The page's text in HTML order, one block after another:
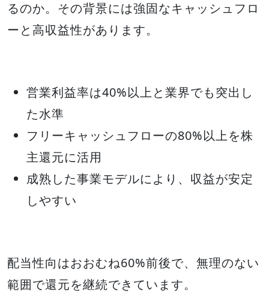
るのか。その背景には強固なキャッシュフロ
ーと高収益性があります。
営業利益率は40%以上と業界でも突出し
た水準
フリーキャッシュフローの80%以上を株
主還元に活用
成熟した事業モデルにより、収益が安定
しやすい
配当性向はおおむね60%前後で、無理のない
範囲で還元を継続できています。